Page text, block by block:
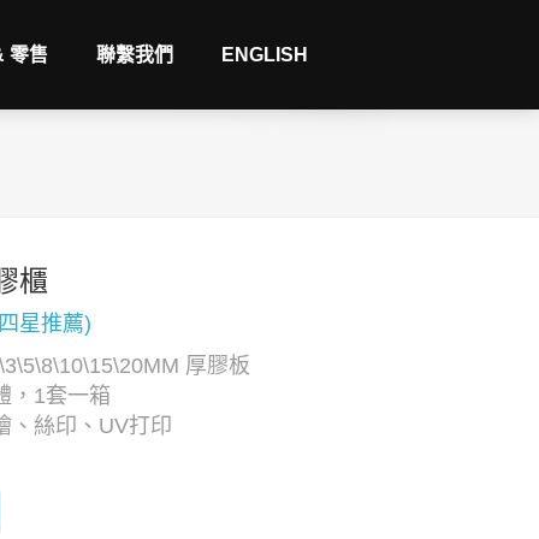
零售 聯繫我們 ENGLISH
櫃
星推薦)
厚膠板
，1套一箱
、絲印、UV打印